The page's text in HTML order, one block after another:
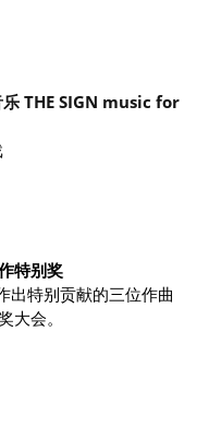
乐 THE SIGN music for
特别奖
出特别贡献的三位作曲
大会。